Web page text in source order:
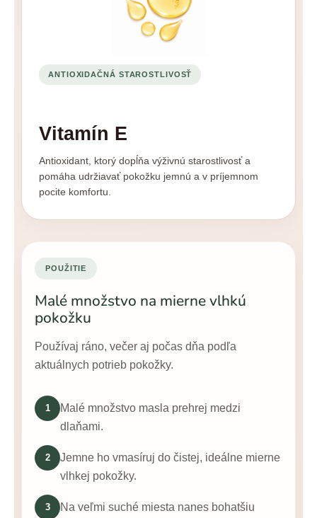
ANTIOXIDAČNÁ STAROSTLIVOSŤ
Vitamín E
Antioxidant, ktorý dopĺňa výživnú starostlivosť a
pomáha udržiavať pokožku jemnú a v príjemnom
pocite komfortu.
POUŽITIE
Malé množstvo na mierne vlhkú
pokožku
Používaj ráno, večer aj počas dňa podľa
aktuálnych potrieb pokožky.
1
Malé množstvo masla prehrej medzi
dlaňami.
2
Jemne ho vmasíruj do čistej, ideálne mierne
vlhkej pokožky.
3
Na veľmi suché miesta nanes bohatšiu